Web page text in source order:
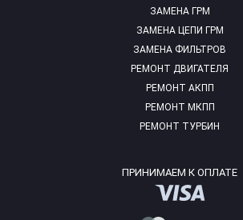
ЗАМЕНА ГРМ
ЗАМЕНА ЦЕПИ ГРМ
ЗАМЕНА ФИЛЬТРОВ
РЕМОНТ ДВИГАТЕЛЯ
РЕМОНТ АКПП
РЕМОНТ МКПП
РЕМОНТ ТУРБИН
ПРИНИМАЕМ К ОПЛАТЕ